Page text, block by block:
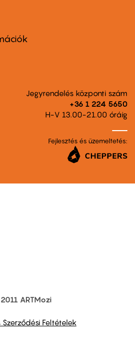
Jegyrendelés központi szám
+36 1 224 5650
H-V 13.00-21.00 óráig
Fejlesztés és üzemeltetés:
ARTMozi
Feltételek